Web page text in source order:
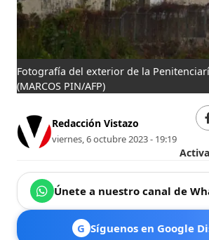
Fotografía del exterior de la
(MARCOS PIN/AFP)
Redacción Vistazo
viernes, 6 octubre 2023 - 19:19
Únete a nuestro canal de
G Síguenos en Google